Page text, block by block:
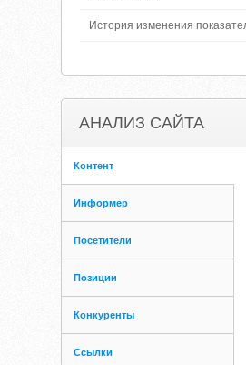
История изменения
АНАЛИЗ САЙТА
Контент
Информер
Посетители
Позиции
Конкуренты
Ссылки